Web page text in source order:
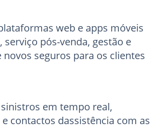
web e apps móveis
serviço pós-venda, gestão e
seguros para os clientes
em tempo real,
contactos dassistência com as